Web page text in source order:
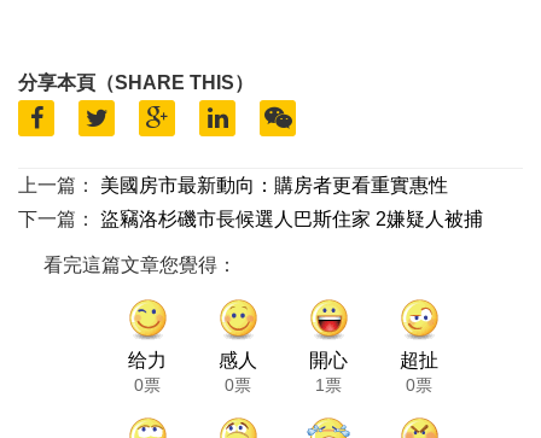
分享本頁（SHARE THIS）
上一篇：
美國房市最新動向：購房者更看重實惠性
下一篇：
盜竊洛杉磯市長候選人巴斯住家 2嫌疑人被捕
看完這篇文章您覺得：
给力
0票
感人
0票
開心
1票
超扯
0票